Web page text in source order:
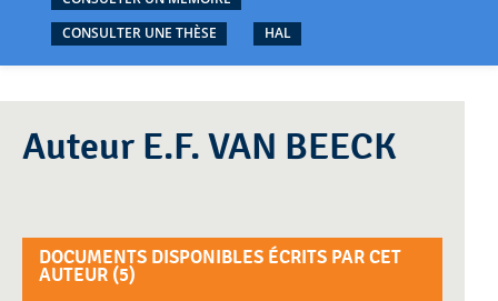
CONSULTER UNE THÈSE
HAL
Auteur E.F. VAN BEECK
DOCUMENTS DISPONIBLES ÉCRITS PAR CET
AUTEUR (5)